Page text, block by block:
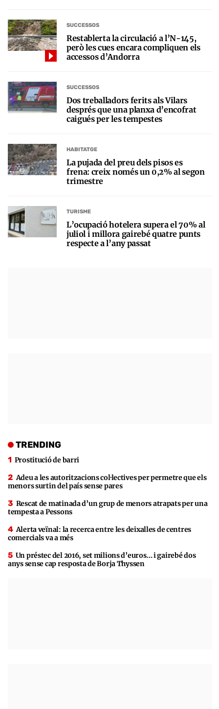
SUCCESSOS
Restablerta la circulació a l’N-145,
però les cues encara compliquen els
accessos d’Andorra
SUCCESSOS
Dos treballadors ferits als Vilars
després que una planxa d’encofrat
caigués per les tempestes
HABITATGE
La pujada del preu dels pisos es
frena: creix només un 0,2% al segon
trimestre
TURISME
L’ocupació hotelera supera el 70% al
juliol i millora gairebé quatre punts
respecte a l’any passat
TRENDING
Prostitució de barri
Adeu a les autoritzacions col·lectives per permetre que els
menors surtin del país sense pares
Rescat de matinada d’un grup de menors atrapats per una
tempesta a Pessons
Alerta veïnal: la recerca entre les deixalles de centres
comercials va a més
Un préstec del 2016, set milions d’euros… i gairebé dos
anys sense cap resposta de Borja Thyssen